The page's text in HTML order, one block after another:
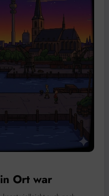
Ort war